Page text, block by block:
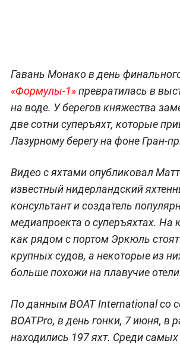
Гавань Монако в день
«Формулы-1»превратилась в
на воде. У берегов княжества
две сотни суперъяхт, которые
Лазурному берегу на фоне Гран-
Видео с яхтами опубликовал
известный нидерландский
консультант и создатель
медиапроекта о суперъяхтах. На
как рядом с портом Эркюль
крупных судов, а некоторые из
больше похожи на плавучие
По данным BOAT International со
BOATPro, в день гонки, 7 июня, в
находились 197 яхт. Среди